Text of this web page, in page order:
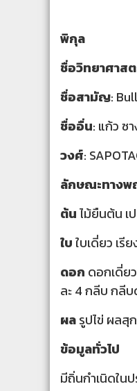
พิกุล
ชื่อวิทยาศาส
ชื่อสามัญ:
ชื่ออื่น: แก้ว ซ
วงศ์:
ลักษณะทางพ
ต้นไม้ยืนต้น เ
ใบใบเดี่ยว เ
ดอก ดอกเดี่ย
ละ 4 กลีบ กลี
ผลรูปไข่ ผลสุ
ข้อมูลทั่วไป
มีถิ่นกำเนิดใน